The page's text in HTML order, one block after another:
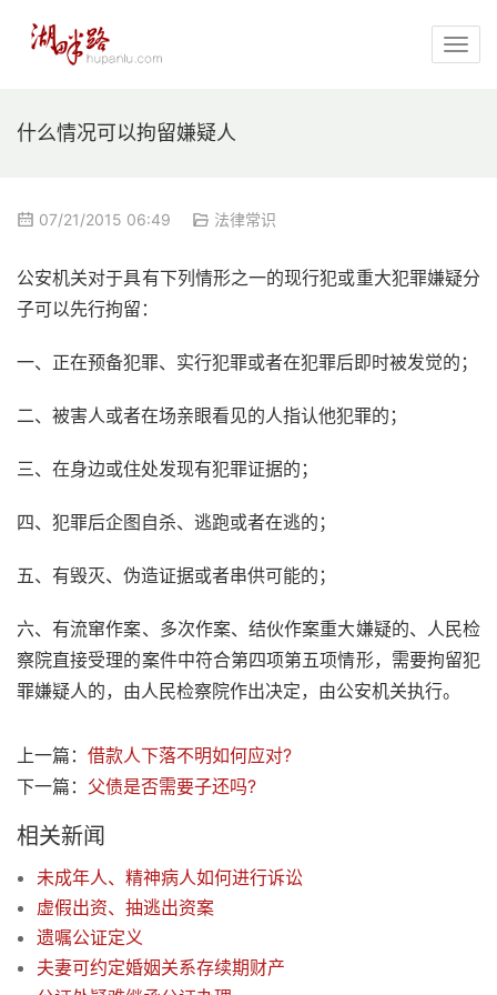
什么情况可以拘留嫌疑人
07/21/2015 06:49 法律常识
公安机关对于具有下列情形之一的现行犯或重大犯罪嫌疑分
子可以先行拘留：
一、正在预备犯罪、实行犯罪或者在犯罪后即时被发觉的；
二、被害人或者在场亲眼看见的人指认他犯罪的；
三、在身边或住处发现有犯罪证据的；
四、犯罪后企图自杀、逃跑或者在逃的；
五、有毁灭、伪造证据或者串供可能的；
六、有流窜作案、多次作案、结伙作案重大嫌疑的、人民检
察院直接受理的案件中符合第四项第五项情形，需要拘留犯
罪嫌疑人的，由人民检察院作出决定，由公安机关执行。
上一篇： 借款人下落不明如何应对?
下一篇： 父债是否需要子还吗?
相关新闻
未成年人、精神病人如何进行诉讼
虚假出资、抽逃出资案
遗嘱公证定义
夫妻可约定婚姻关系存续期财产